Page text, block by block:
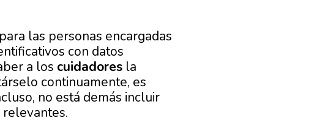
las personas encargadas
con datos
a los cuidadoresla
continuamente, es
no está demás incluir